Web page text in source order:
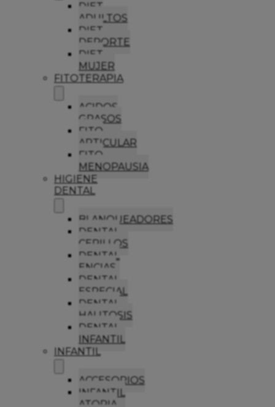
DIET
ADULTOS
DIET
DEPORTE
DIET
MUJER
FITOTERAPIA
ACIDOS
GRASOS
FITO
ARTICULAR
FITO
MENOPAUSIA
HIGIENE
DENTAL
BLANQUEADORES
DENTAL
CEPILLOS
DENTAL
ENCIAS
DENTAL
ESPECIAL
DENTAL
HALITOSIS
DENTAL
INFANTIL
INFANTIL
ACCESORIOS
INFANTIL
ATOPIA